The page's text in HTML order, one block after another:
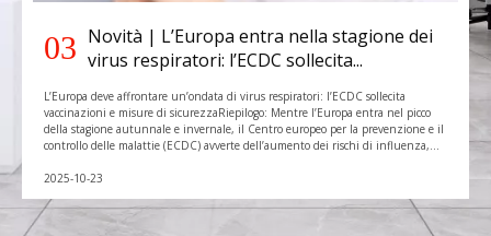
03 Novità | L’Europa entra nella stagione dei
virus respiratori: l’ECDC sollecita...
L’Europa deve affrontare un’ondata di virus respiratori: l’ECDC sollecita
vaccinazioni e misure di sicurezzaRiepilogo: Mentre l’Europa entra nel picco
della stagione autunnale e invernale, il Centro europeo per la prevenzione e il
controllo delle malattie (ECDC) avverte dell’aumento dei rischi di influenza,
2025-10-23